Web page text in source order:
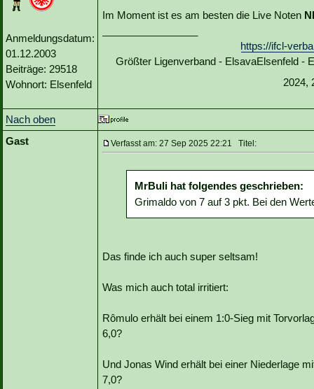
Anmeldungsdatum:
01.12.2003
Beiträge: 29518
Wohnort: Elsenfeld
Im Moment ist es am besten die Live Noten
https://ifcl-
Größter Ligenverband - ElsavaElsenfeld -
2024,
Nach oben
Gast
Verfasst am: 27 Sep 2025 22:21 Titel:
MrBuli hat folgendes geschrieben:
Grimaldo von 7 auf 3 pkt. Bei den
Das finde ich auch super seltsam!
Was mich auch total irritiert:
Rômulo erhält bei einem 1:0-Sieg mit
6,0?
Und Jonas Wind erhält bei einer Niederlage
7,0?